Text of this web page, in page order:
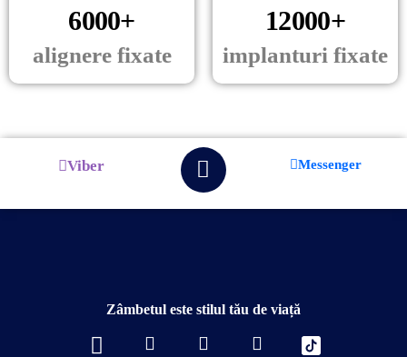
6000+
alignere fixate
12000+
implanturi fixate
Viber Messenger
Zâmbetul este stilul tău de viață